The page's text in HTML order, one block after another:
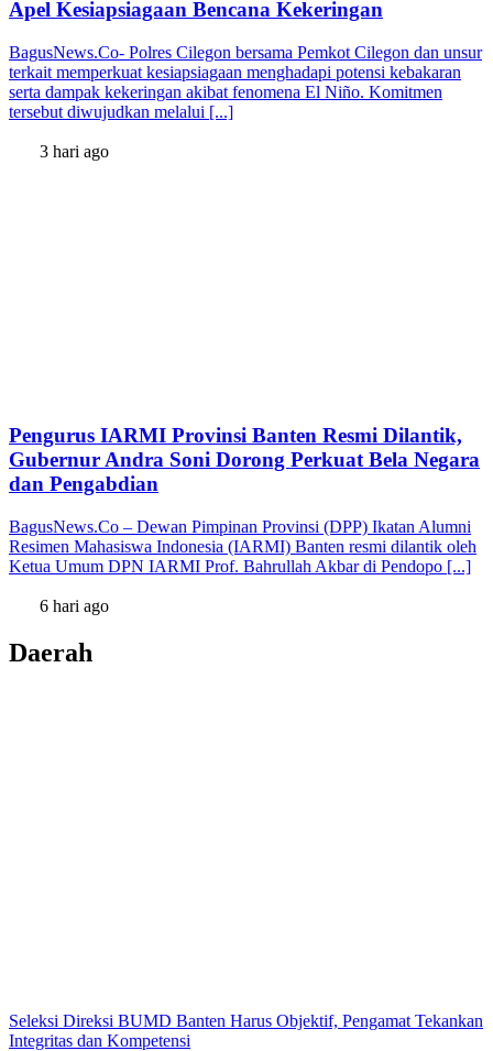
Apel Kesiapsiagaan Bencana Kekeringan
BagusNews.Co- Polres Cilegon bersama Pemkot Cilegon dan unsur
terkait memperkuat kesiapsiagaan menghadapi potensi kebakaran
serta dampak kekeringan akibat fenomena El Niño. Komitmen
tersebut diwujudkan melalui [...]
3 hari ago
Pengurus IARMI Provinsi Banten Resmi Dilantik,
Gubernur Andra Soni Dorong Perkuat Bela Negara
dan Pengabdian
BagusNews.Co – Dewan Pimpinan Provinsi (DPP) Ikatan Alumni
Resimen Mahasiswa Indonesia (IARMI) Banten resmi dilantik oleh
Ketua Umum DPN IARMI Prof. Bahrullah Akbar di Pendopo [...]
6 hari ago
Daerah
Seleksi Direksi BUMD Banten Harus Objektif, Pengamat Tekankan
Integritas dan Kompetensi